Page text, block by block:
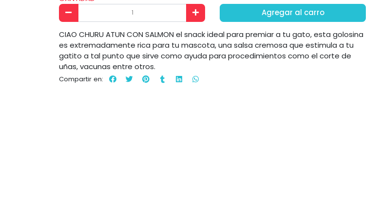
Agregar al carro
CIAO CHURU ATUN CON SALMON el snack ideal para premiar a tu gato, esta golosina
es extremadamente rica para tu mascota, una salsa cremosa que estimula a tu
gatito a tal punto que sirve como ayuda para procedimientos como el corte de
uñas, vacunas entre otros.
Compartir en: